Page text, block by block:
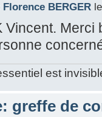
Florence BERGERle
Vincent. Merci
est
greffe de